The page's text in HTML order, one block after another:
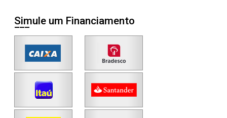
Simule um Financiamento